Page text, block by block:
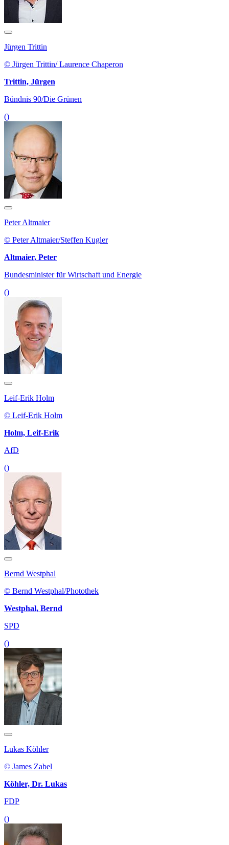
Jürgen Trittin
© Jürgen Trittin/ Laurence Chaperon
Trittin, Jürgen
Bündnis 90/Die Grünen
()
Peter Altmaier
© Peter Altmaier/Steffen Kugler
Altmaier, Peter
Bundesminister für Wirtschaft und Energie
()
Leif-Erik Holm
© Leif-Erik Holm
Holm, Leif-Erik
AfD
()
Bernd Westphal
© Bernd Westphal/Photothek
Westphal, Bernd
SPD
()
Lukas Köhler
© James Zabel
Köhler, Dr. Lukas
FDP
()